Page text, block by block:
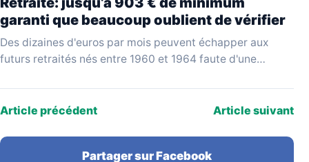
garanti que beaucoup oublient de vérifier
Des dizaines d'euros par mois peuvent échapper aux
futurs retraités nés entre 1960 et 1964 faute d'une
Article précédent Article suivant
Partager sur Facebook